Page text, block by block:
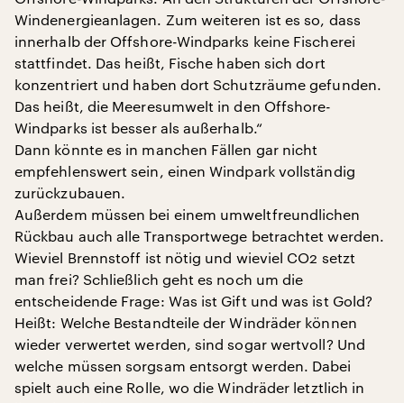
Windenergieanlagen. Zum weiteren ist es so, dass
innerhalb der Offshore-Windparks keine Fischerei
stattfindet. Das heißt, Fische haben sich dort
konzentriert und haben dort Schutzräume gefunden.
Das heißt, die Meeresumwelt in den Offshore-
Windparks ist besser als außerhalb.“
Dann könnte es in manchen Fällen gar nicht
empfehlenswert sein, einen Windpark vollständig
zurückzubauen.
Außerdem müssen bei einem umweltfreundlichen
Rückbau auch alle Transportwege betrachtet werden.
Wieviel Brennstoff ist nötig und wieviel CO2 setzt
man frei? Schließlich geht es noch um die
entscheidende Frage: Was ist Gift und was ist Gold?
Heißt: Welche Bestandteile der Windräder können
wieder verwertet werden, sind sogar wertvoll? Und
welche müssen sorgsam entsorgt werden. Dabei
spielt auch eine Rolle, wo die Windräder letztlich in